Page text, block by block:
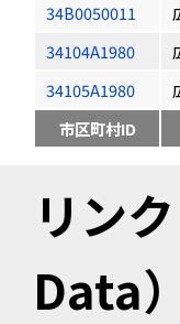
34B0050011
34104A1980
34105A1980
市区町村ID
リン
Data）